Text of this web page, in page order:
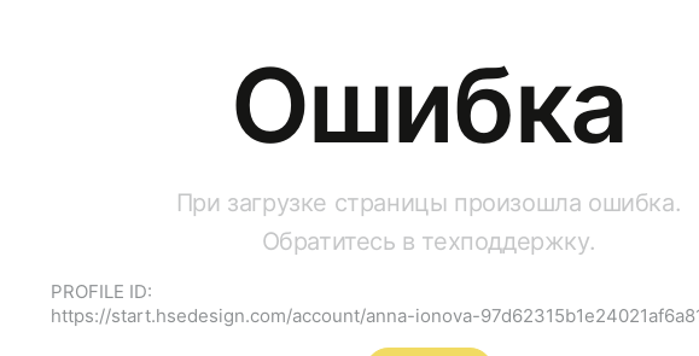
Ошибка
При загрузке страницы произошла ошибка.
Обратитесь в техподдержку.
PROFILE ID:
https://start.hsedesign.com/account/anna-ionova-